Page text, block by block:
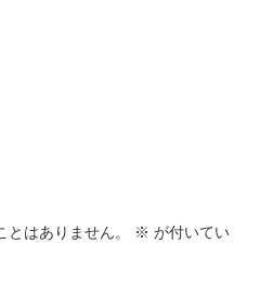
はありません。 ※ が付いてい